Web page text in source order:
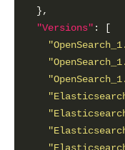
"Versions"